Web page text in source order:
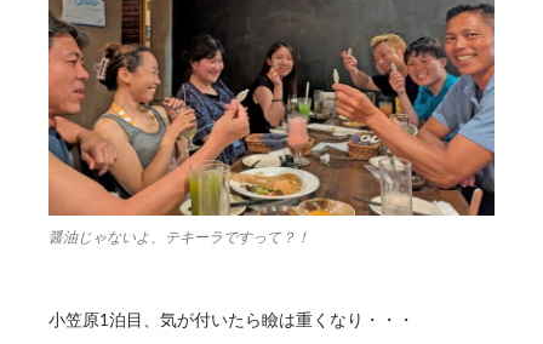
醤油じゃないよ、テキーラですって？！
小笠原1泊目、気が付いたら瞼は重くなり・・・